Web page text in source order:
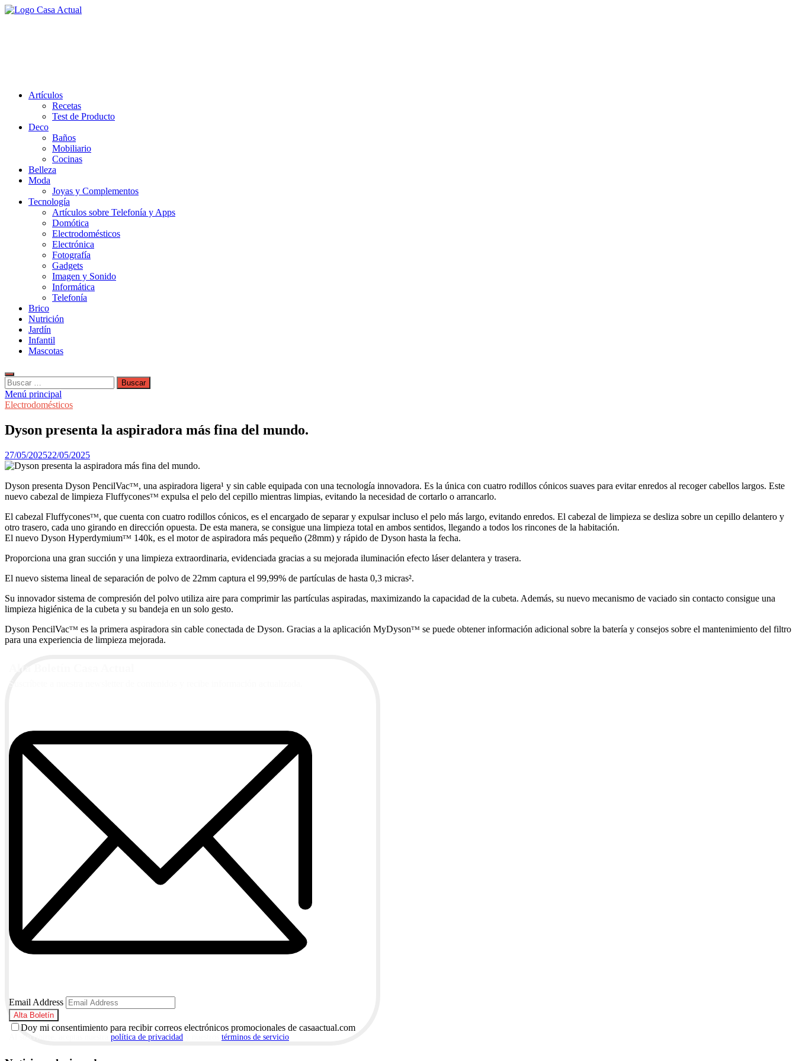
Saltar
Artículos
Recetas
Test de Producto
Deco
Baños
Mobiliario
Cocinas
Belleza
Moda
Joyas y Complementos
Tecnología
Artículos sobre Telefonía y Apps
Domótica
Electrodomésticos
Electrónica
Fotografía
Gadgets
Imagen y Sonido
Informática
Telefonía
Brico
Nutrición
Jardín
Infantil
Mascotas
Buscar:
Menú principal
Electrodomésticos
Dyson presenta la aspiradora más fina del mundo.
27/05/202522/05/2025
Dyson presenta Dyson PencilVacᵀᴹ, una aspiradora ligera¹ y sin cable equipada con una tecnología innovadora. Es la única con cuatro rodillos cónicos suaves para evitar enredos al recoger cabellos largos. Este
nuevo cabezal de limpieza Fluffyconesᵀᴹ expulsa el pelo del cepillo mientras limpias, evitando la necesidad de cortarlo o arrancarlo.
El cabezal Fluffyconesᵀᴹ, que cuenta con cuatro rodillos cónicos, es el encargado de separar y expulsar incluso el pelo más largo, evitando enredos. El cabezal de limpieza se desliza sobre un cepillo delantero y
otro trasero, cada uno girando en dirección opuesta. De esta manera, se consigue una limpieza total en ambos sentidos, llegando a todos los rincones de la habitación.
El nuevo Dyson Hyperdymiumᵀᴹ 140k, es el motor de aspiradora más pequeño (28mm) y rápido de Dyson hasta la fecha.
Proporciona una gran succión y una limpieza extraordinaria, evidenciada gracias a su mejorada iluminación efecto láser delantera y trasera.
El nuevo sistema lineal de separación de polvo de 22mm captura el 99,99% de partículas de hasta 0,3 micras².
Su innovador sistema de compresión del polvo utiliza aire para comprimir las partículas aspiradas, maximizando la capacidad de la cubeta. Además, su nuevo mecanismo de vaciado sin contacto consigue una
limpieza higiénica de la cubeta y su bandeja en un solo gesto.
Dyson PencilVacᵀᴹ es la primera aspiradora sin cable conectada de Dyson. Gracias a la aplicación MyDysonᵀᴹ se puede obtener información adicional sobre la batería y consejos sobre el mantenimiento del filtro
para una experiencia de limpieza mejorada.
Email Address
Doy mi consentimiento para recibir correos electrónicos promocionales de casaactual.com
política de privacidad términos de servicio